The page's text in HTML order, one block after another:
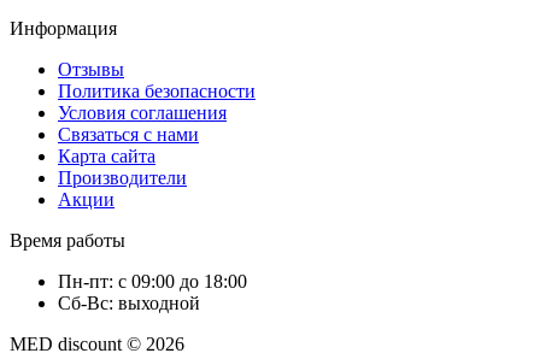
Информация
Отзывы
Политика безопасности
Условия соглашения
Связаться с нами
Карта сайта
Производители
Акции
Время работы
Пн-пт: с 09:00 до 18:00
Сб-Вс: выходной
MED discount © 2026